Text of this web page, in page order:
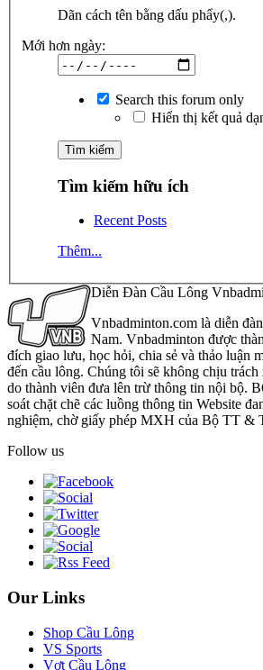
Dãn cách tên bằng dấu phẩy(,).
Mới hơn ngày:
Search this forum only
Hiển thị kết quả
Tìm kiếm hữu ích
Recent Posts
Thêm...
Diễn Đàn Cầu Lông
Vnbadminton.com là diễn
Nam. Vnbadminton được
đích giao lưu, học hỏi, chia sẻ và thảo luận
đến cầu lông. Chúng tôi sẽ không chịu
do thành viên đưa lên trừ thông tin nội bộ.
soát chặt chẽ các luồng thông tin Website
nghiệm, chờ giấy phép MXH của Bộ TT &
Follow us
Our Links
Shop Cầu Lông
VS Sports
Vợt Cầu Lông